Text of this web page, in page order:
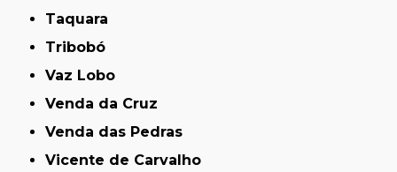
Taquara
Tribobó
Vaz Lobo
Venda da Cruz
Venda das Pedras
Vicente de Carvalho